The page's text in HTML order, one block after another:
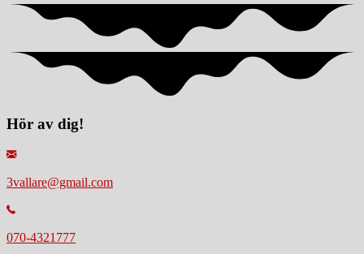
Hör av dig!
3vallare@gmail.com
070-4321777